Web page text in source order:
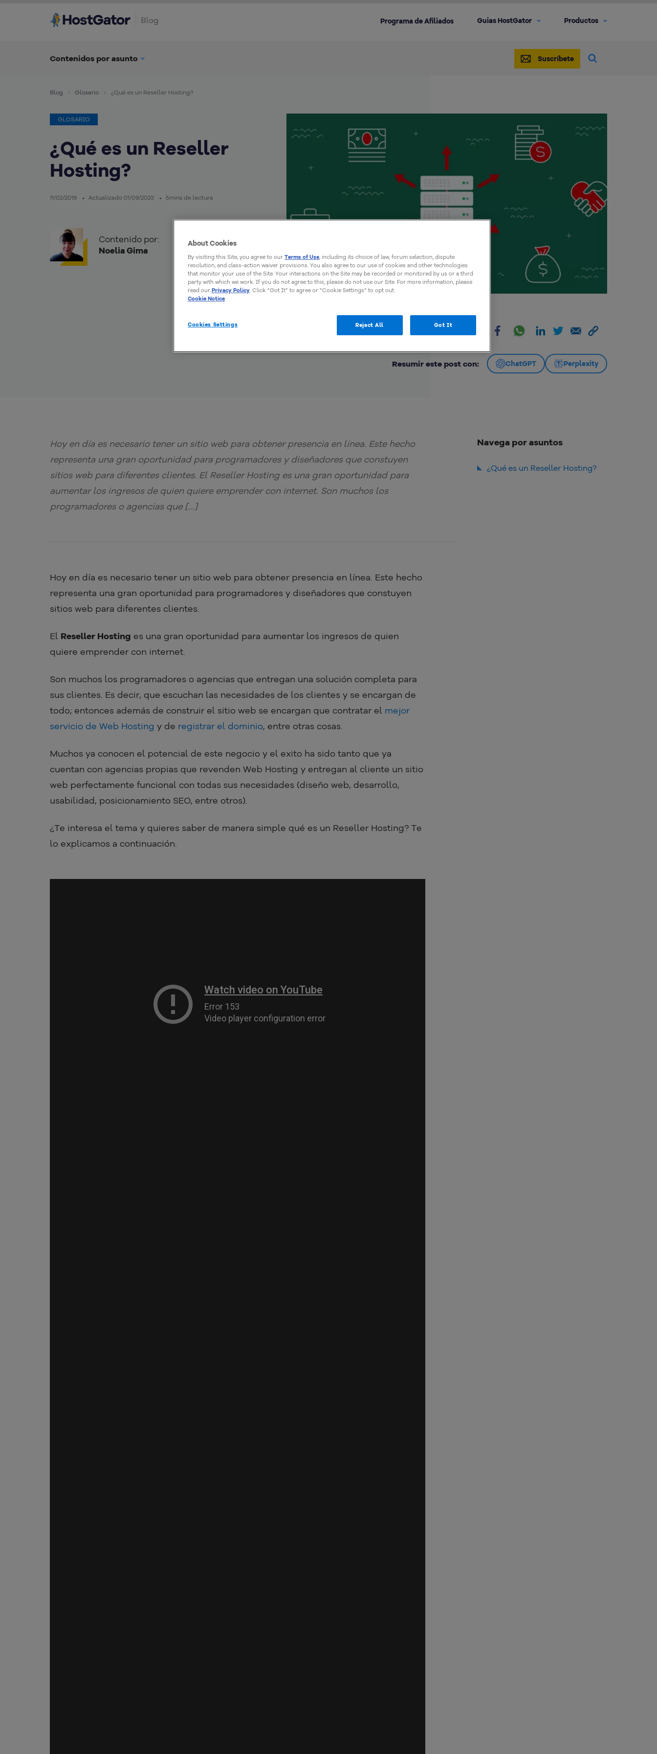
Blog Programa de Afiliados Guias HostGator Productos
Contenidos por asunto Suscríbete
Blog Glosario ¿Qué es un Reseller Hosting?
GLOSARIO
¿Qué es un Reseller
Hosting?
11/02/2019 Actualizado 01/09/2023 5mins de lectura
Contenido por:
Noelia Gima
Resumir este post con: ChatGPT Perplexity
Hoy en día es necesario tener un sitio web para obtener presencia en línea. Este hecho
representa una gran oportunidad para programadores y diseñadores que constuyen
sitios web para diferentes clientes. El Reseller Hosting es una gran oportunidad para
aumentar los ingresos de quien quiere emprender con internet. Son muchos los
programadores o agencias que […]
Hoy en día es necesario tener un sitio web para obtener presencia en línea. Este hecho
representa una gran oportunidad para programadores y diseñadores que constuyen
sitios web para diferentes clientes.
El Reseller Hosting es una gran oportunidad para aumentar los ingresos de quien
quiere emprender con internet.
Son muchos los programadores o agencias que entregan una solución completa para
sus clientes. Es decir, que escuchan las necesidades de los clientes y se encargan de
todo; entonces además de construir el sitio web se encargan que contratar el mejor
servicio de Web Hosting y de registrar el dominio, entre otras cosas.
Muchos ya conocen el potencial de este negocio y el exito ha sido tanto que ya
cuentan con agencias propias que revenden Web Hosting y entregan al cliente un sitio
web perfectamente funcional con todas sus necesidades (diseño web, desarrollo,
usabilidad, posicionamiento SEO, entre otros).
¿Te interesa el tema y quieres saber de manera simple qué es un Reseller Hosting? Te
lo explicamos a continuación.
Navega por asuntos
¿Qué es un Reseller Hosting?
About Cookies
By visiting this Site, you agree to our Terms of Use, including its choice of law, forum selection, dispute
resolution, and class-action waiver provisions. You also agree to our use of cookies and other technologies
that monitor your use of the Site. Your interactions on the Site may be recorded or monitored by us or a third
party with which we work. If you do not agree to this, please do not use our Site. For more information, please
read our Privacy Policy. Click “Got It” to agree or “Cookie Settings” to opt out.
Cookie Notice
Cookies Settings Reject All Got It